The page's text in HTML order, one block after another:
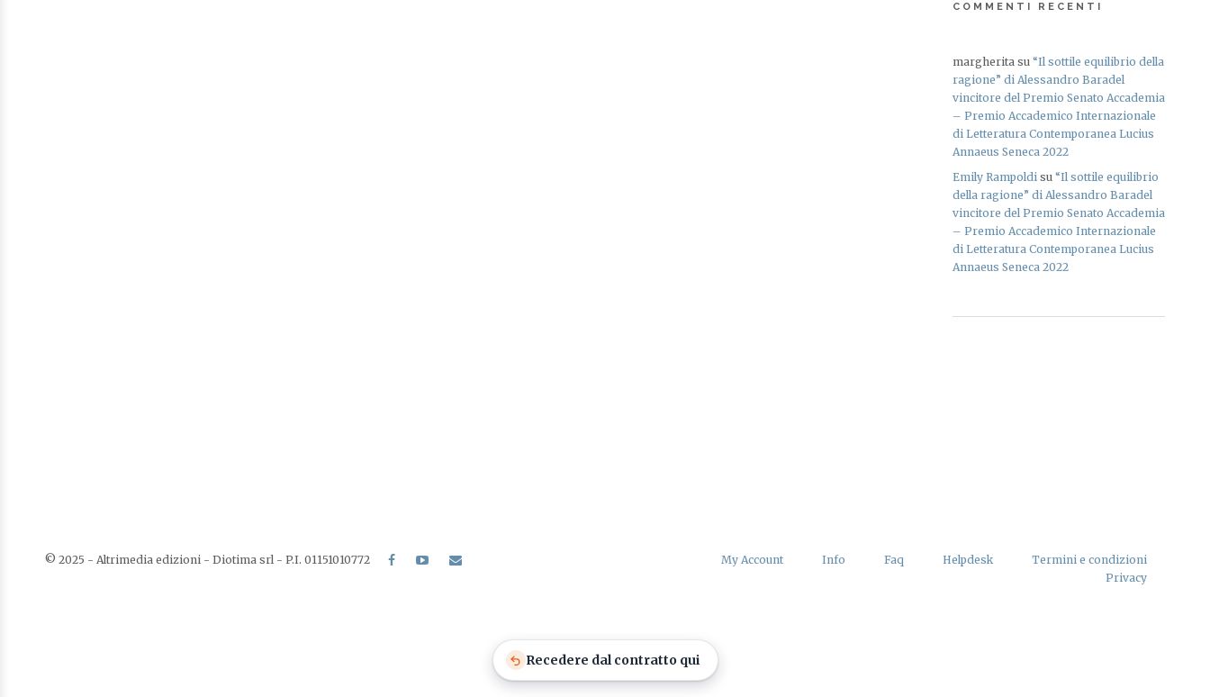
COMMENTI RECENTI
margherita su “Il sottile equilibrio della
ragione” di Alessandro Baradel
vincitore del Premio Senato Accademia
– Premio Accademico Internazionale
di Letteratura Contemporanea Lucius
Annaeus Seneca 2022
Emily Rampoldi su “Il sottile equilibrio
della ragione” di Alessandro Baradel
vincitore del Premio Senato Accademia
– Premio Accademico Internazionale
di Letteratura Contemporanea Lucius
Annaeus Seneca 2022
© 2025 - Altrimedia edizioni - Diotima srl - P.I. 01151010772 My Account Info Faq Helpdesk
Termini e condizioni
Privacy
Recedere dal contratto qui